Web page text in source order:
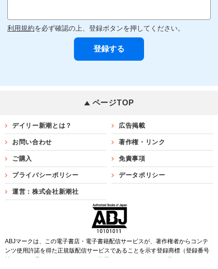
利用規約を必ず確認の上、登録ボタンを押してください。
ページTOP
デイリー新潮とは？ 広告掲載
お問い合わせ 著作権・リンク
ご購入 免責事項
プライバシーポリシー データポリシー
運営：株式会社新潮社
ABJマークは、この電子書店・電子書籍配信サービスが、著作権者からコンテ
ンツ使用許諾を得た正規版配信サービスであることを示す登録商標（登録番号
第6091713号）です。ABJマークを掲示しているサービスの一覧は